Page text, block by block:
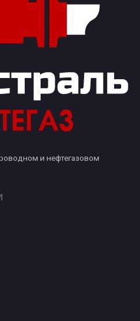
и нефтегазовом